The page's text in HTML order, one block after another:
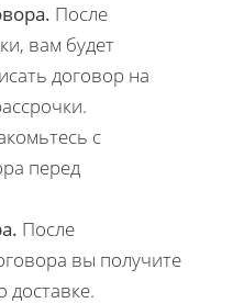
После
вам будет
договор на
с
перед
После
вы получите